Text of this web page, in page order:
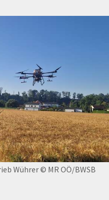
Wührer© MR OÖ/BWSB